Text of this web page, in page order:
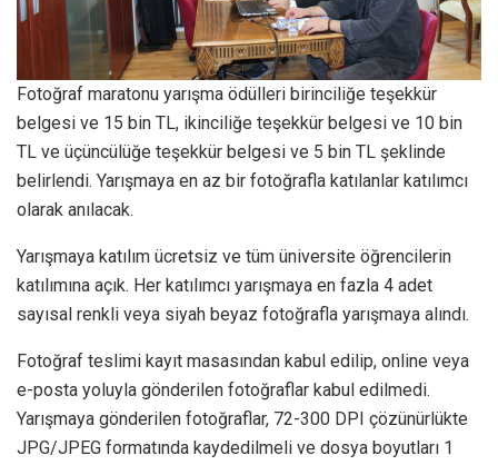
Fotoğraf maratonu yarışma ödülleri birinciliğe teşekkür
belgesi ve 15 bin TL, ikinciliğe teşekkür belgesi ve 10 bin
TL ve üçüncülüğe teşekkür belgesi ve 5 bin TL şeklinde
belirlendi. Yarışmaya en az bir fotoğrafla katılanlar katılımcı
olarak anılacak.
Yarışmaya katılım ücretsiz ve tüm üniversite öğrencilerin
katılımına açık. Her katılımcı yarışmaya en fazla 4 adet
sayısal renkli veya siyah beyaz fotoğrafla yarışmaya alındı.
Fotoğraf teslimi kayıt masasından kabul edilip, online veya
e-posta yoluyla gönderilen fotoğraflar kabul edilmedi.
Yarışmaya gönderilen fotoğraflar, 72-300 DPI çözünürlükte
JPG/JPEG formatında kaydedilmeli ve dosya boyutları 1